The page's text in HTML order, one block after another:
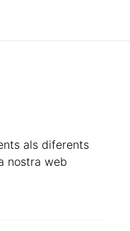
als diferents
nostra web